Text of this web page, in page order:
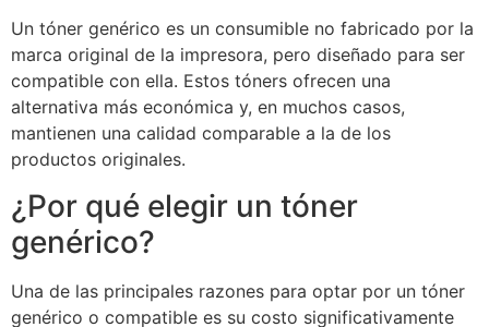
Un tóner genérico es un consumible no fabricado por la
marca original de la impresora, pero diseñado para ser
compatible con ella. Estos tóners ofrecen una
alternativa más económica y, en muchos casos,
mantienen una calidad comparable a la de los
productos originales.
¿Por qué elegir un tóner
genérico?
Una de las principales razones para optar por un tóner
genérico o compatible es su costo significativamente